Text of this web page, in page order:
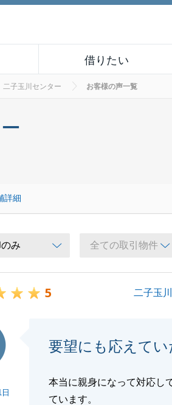
借りたい
二子玉川センター お客様の声一覧
詳細
5 二子玉
要望にも応えて
本当に親身になって対応し
ています。